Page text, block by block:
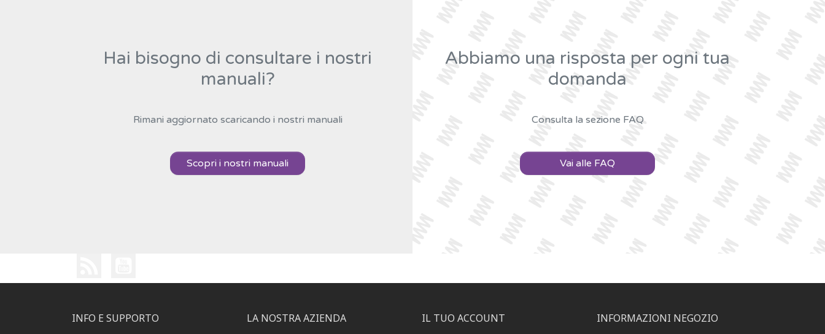
Hai bisogno di consultare i nostri
manuali?
Rimani aggiornato scaricando i nostri manuali
Scopri i nostri manuali
Abbiamo una risposta per ogni tua
domanda
Consulta la sezione FAQ
Vai alle FAQ
INFO E SUPPORTO LA NOSTRA AZIENDA IL TUO ACCOUNT INFORMAZIONI NEGOZIO